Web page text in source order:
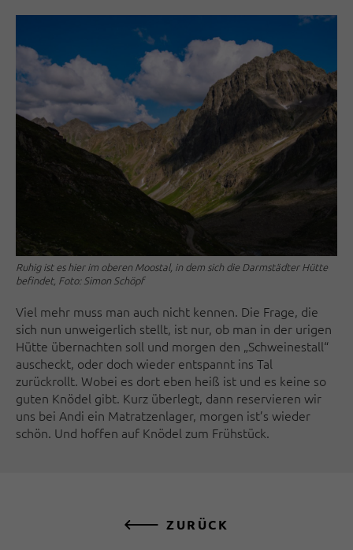
Ruhig ist es hier im oberen Moostal, in dem sich die Darmstädter Hütte
befindet, Foto: Simon Schöpf
Viel mehr muss man auch nicht kennen. Die Frage, die
sich nun unweigerlich stellt, ist nur, ob man in der urigen
Hütte übernachten soll und morgen den „Schweinestall“
auscheckt, oder doch wieder entspannt ins Tal
zurückrollt. Wobei es dort eben heiß ist und es keine so
guten Knödel gibt. Kurz überlegt, dann reservieren wir
uns bei Andi ein Matratzenlager, morgen ist’s wieder
schön. Und hoffen auf Knödel zum Frühstück.
ZURÜCK